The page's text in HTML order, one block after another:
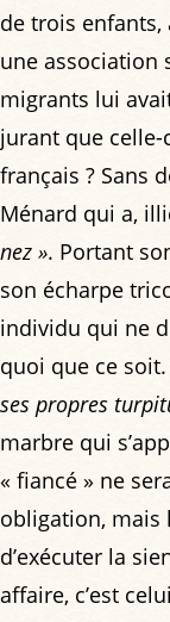
de trois
une association
migrants lui
jurant que celle-
français ? Sans
Ménard qui a,
nez ». Portant
son écharpe
individu qui ne
quoi que ce
ses propres
marbre qui
« fiancé » ne
obligation, mais
d’exécuter la
affaire, c’est